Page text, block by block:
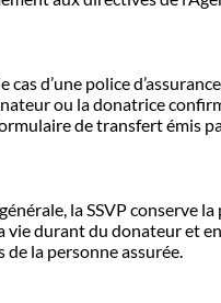
cas d’une police
ou la donatrice
de transfert émis
la SSVP conserve la
vie durant du donateur et
de la personne assurée.